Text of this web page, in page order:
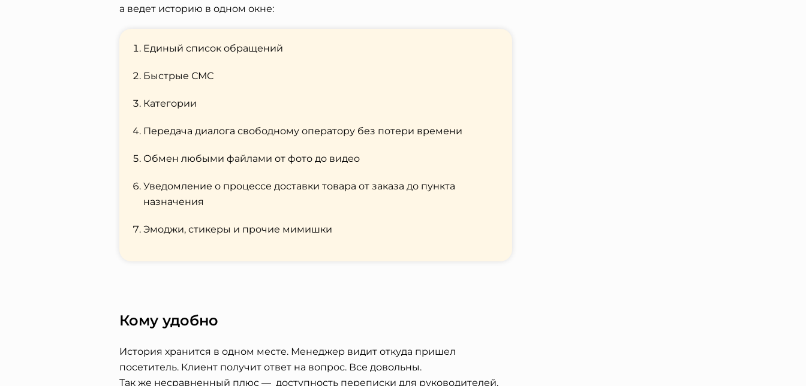
а ведет историю в одном окне:
Единый список обращений
Быстрые СМС
Категории
Передача диалога свободному оператору без потери времени
Обмен любыми файлами от фото до видео
Уведомление о процессе доставки товара от заказа до пункта
назначения
Эмоджи, стикеры и прочие мимишки
Кому удобно
История хранится в одном месте. Менеджер видит откуда пришел
посетитель. Клиент получит ответ на вопрос. Все довольны.
Так же несравненный плюс — доступность переписки для руководителей.